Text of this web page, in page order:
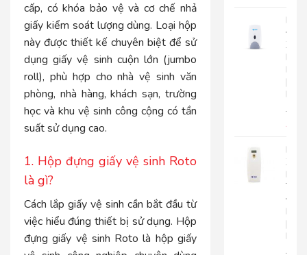
cấp, có khóa bảo vệ và cơ chế nhả
giấy kiểm soát lượng dùng. Loại hộp
này được thiết kế chuyên biệt để sử
dụng giấy vệ sinh cuộn lớn (jumbo
roll), phù hợp cho nhà vệ sinh văn
phòng, nhà hàng, khách sạn, trường
học và khu vệ sinh công cộng có tần
suất sử dụng cao.
1. Hộp đựng giấy vệ sinh Roto
là gì?
Cách lắp giấy vệ sinh cần bắt đầu từ
việc hiểu đúng thiết bị sử dụng. Hộp
đựng giấy vệ sinh Roto là hộp giấy
Bình
Xà
|
RT800
Máy
Xịt
Tự
|
RT816